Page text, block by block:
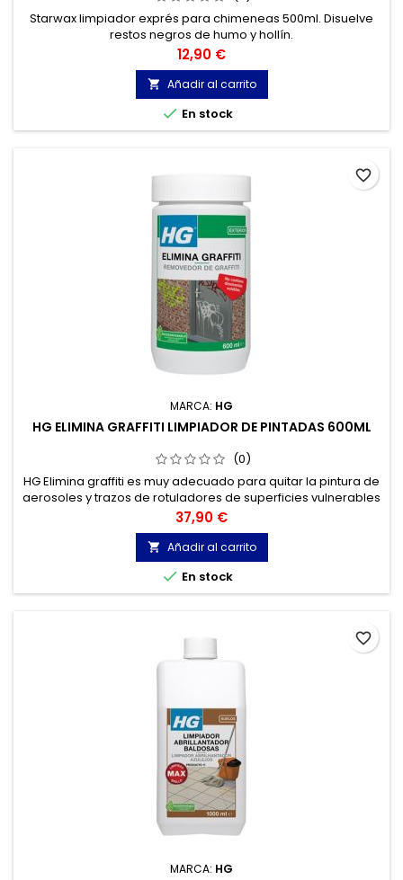
Starwax limpiador exprés para chimeneas 500ml. Disuelve
restos negros de humo y hollín.
Precio
12,90 €
 Añadir al carrito
 En stock
MARCA: HG
HG ELIMINA GRAFFITI LIMPIADOR DE PINTADAS 600ML
(0)
HG Elimina graffiti es muy adecuado para quitar la pintura de
aerosoles y trazos de rotuladores de superficies vulnerables
como pintura, barniz y material sintético. HG Elimina graffiti
también se puede usar en otras superficies lisas como
vidrio, metal,
Precio
37,90 €
 Añadir al carrito
 En stock
favorite_border
MARCA: HG
favorite_border